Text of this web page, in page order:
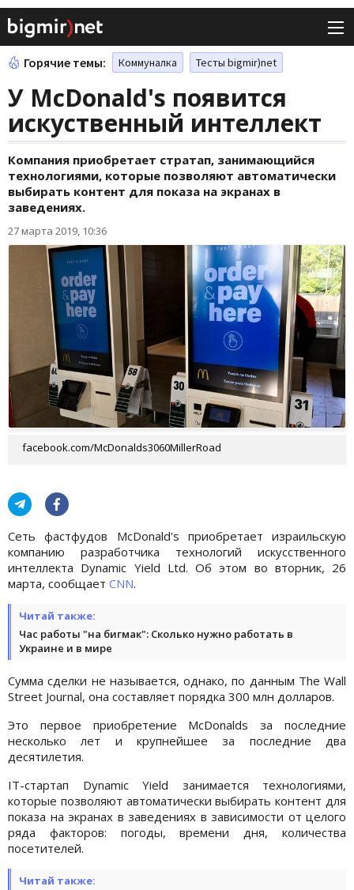
Горячие темы: Коммуналка Тесты bigmir)net
У McDonald's появится
искуственный интеллект
Компания приобретает стратап, занимающийся
технологиями, которые позволяют автоматически
выбирать контент для показа на экранах в
заведениях.
27 марта 2019, 10:36
facebook.com/McDonalds3060MillerRoad
Сеть фастфудов McDonald's приобретает израильскую
компанию разработчика технологий искусственного
интеллекта Dynamic Yield Ltd. Об этом во вторник, 26
марта, сообщает CNN.
Читай также:
Час работы "на бигмак": Сколько нужно работать в
Украине и в мире
Сумма сделки не называется, однако, по данным The Wall
Street Journal, она составляет порядка 300 млн долларов.
Это первое приобретение McDonalds за последние
несколько лет и крупнейшее за последние два
десятилетия.
IT-стартап Dynamic Yield занимается технологиями,
которые позволяют автоматически выбирать контент для
показа на экранах в заведениях в зависимости от целого
ряда факторов: погоды, времени дня, количества
посетителей.
Читай также: